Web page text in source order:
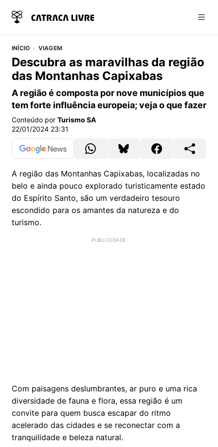
INÍCIO VIAGEM
Descubra as maravilhas da região
das Montanhas Capixabas
A região é composta por nove municípios que
tem forte influência europeia; veja o que fazer
Conteúdo por Turismo SA
22/01/2024 23:31
A região das Montanhas Capixabas, localizadas no
belo e ainda pouco explorado turisticamente estado
do Espírito Santo, são um verdadeiro tesouro
escondido para os amantes da natureza e do
turismo.
Com paisagens deslumbrantes, ar puro e uma rica
diversidade de fauna e flora, essa região é um
convite para quem busca escapar do ritmo
acelerado das cidades e se reconectar com a
tranquilidade e beleza natural.